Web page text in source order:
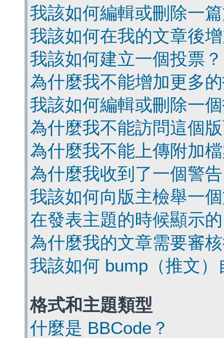
我該如何編輯或刪除一
我該如何在我的文章後
我該如何建立一個投票？
為什麼我不能增加更多
我該如何編輯或刪除一
為什麼我不能訪問這個
為什麼我不能上傳附加
為什麼我收到了一個警
我該如何向版主檢舉一
在發表主題的時候顯示
為什麼我的文章需要審
我該如何 bump（推文
格式和主題類型
什麼是 BBCode？